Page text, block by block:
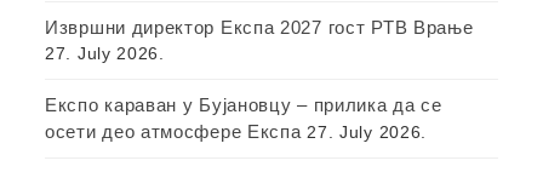
Извршни директор Експа 2027 гост РТВ Врање
27. July 2026.
Експо караван у Бујановцу – прилика да се
осети део атмосфере Експа 27. July 2026.